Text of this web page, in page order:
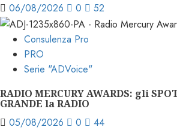
06/08/2026 0 52
Consulenza Pro
PRO
Serie "ADVoice"
RADIO MERCURY AWARDS: gli
GRANDE la RADIO
05/08/2026 0 44